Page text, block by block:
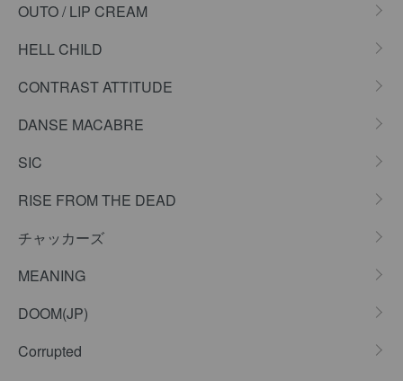
OUTO / LIP CREAM
HELL CHILD
CONTRAST ATTITUDE
DANSE MACABRE
SIC
RISE FROM THE DEAD
チャッカーズ
MEANING
DOOM(JP)
Corrupted